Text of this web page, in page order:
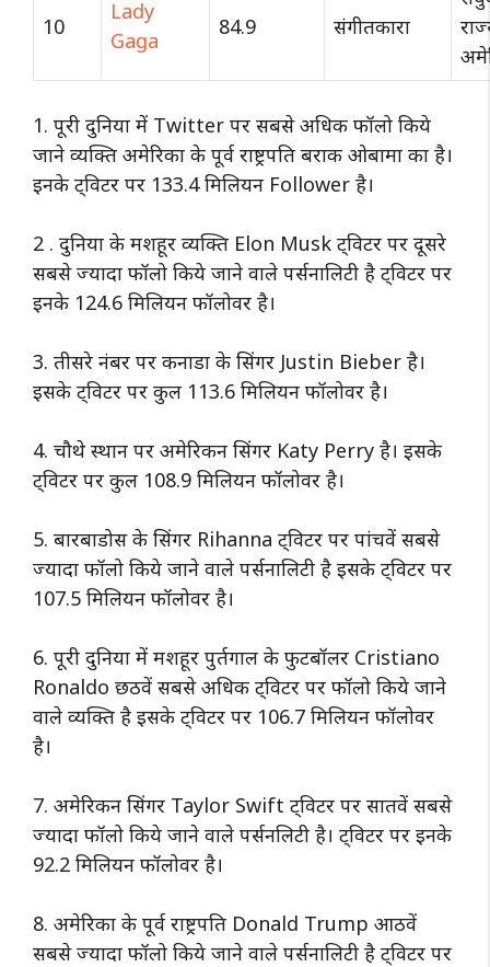
10
Lady
Gaga
84.9 संगीतकारा
1. पूरी दुनिया में Twitter पर सबसे अधिक फॉलो किये
जाने व्यक्ति अमेरिका के पूर्व राष्ट्रपति बराक ओबामा का है।
इनके ट्विटर पर 133.4 मिलियन Follower है।
2 . दुनिया के मशहूर व्यक्ति Elon Musk ट्विटर पर दूसरे
सबसे ज्यादा फॉलो किये जाने वाले पर्सनालिटी है ट्विटर पर
इनके 124.6 मिलियन फॉलोवर है।
3. तीसरे नंबर पर कनाडा के सिंगर Justin Bieber है।
इसके ट्विटर पर कुल 113.6 मिलियन फॉलोवर है।
4. चौथे स्थान पर अमेरिकन सिंगर Katy Perry है। इसके
ट्विटर पर कुल 108.9 मिलियन फॉलोवर है।
5. बारबाडोस के सिंगर Rihanna ट्विटर पर पांचवें सबसे
ज्यादा फॉलो किये जाने वाले पर्सनालिटी है इसके ट्विटर पर
107.5 मिलियन फॉलोवर है।
6. पूरी दुनिया में मशहूर पुर्तगाल के फुटबॉलर Cristiano
Ronaldo छठवें सबसे अधिक ट्विटर पर फॉलो किये जाने
वाले व्यक्ति है इसके ट्विटर पर 106.7 मिलियन फॉलोवर
है।
7. अमेरिकन सिंगर Taylor Swift ट्विटर पर सातवें सबसे
ज्यादा फॉलो किये जाने वाले पर्सनलिटी है। ट्विटर पर इनके
92.2 मिलियन फॉलोवर है।
8. अमेरिका के पूर्व राष्ट्रपति Donald Trump आठवें
सबसे ज्यादा फॉलो किये जाने वाले पर्सनालिटी है ट्विटर पर